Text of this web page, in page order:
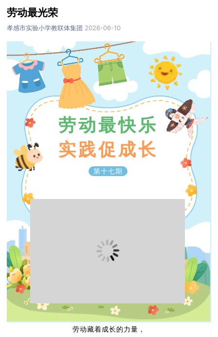
劳动最光荣
孝感市实验小学教联体集团 2026-06-10
劳动最快乐
实践促成长
第十七期
劳动藏着成长的力量，